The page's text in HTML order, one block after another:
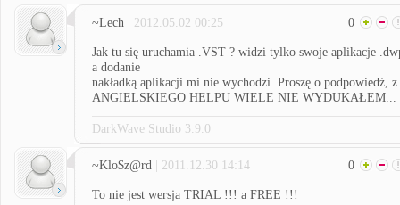
~Lech | 2012.05.02 00:25 0
Jak tu się uruchamia .VST ? widzi tylko swoje aplikacje
a dodanie
nakładką aplikacji mi nie wychodzi. Proszę o podpowiedź, z
ANGIELSKIEGO HELPU WIELE NIE WYDUKAŁEM...
DarkWave Studio 3.9.0
~Klo$z@rd | 2011.12.30 14:14 0
To nie jest wersja TRIAL !!! a FREE !!!